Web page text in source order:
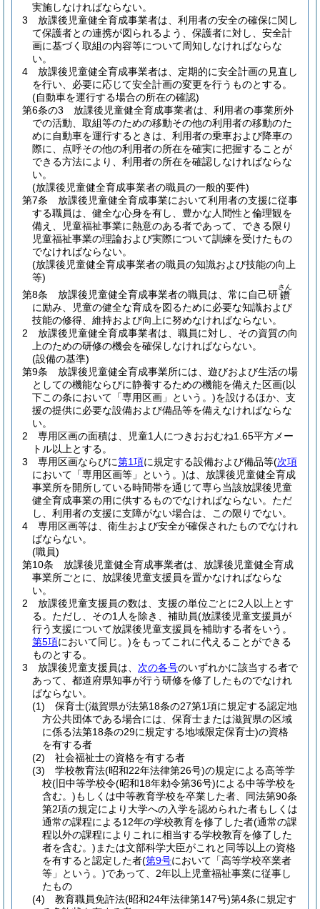
実施しなければならない。
3
放課後児童健全育成事業者は、利用者の安全の確保に関し
て保護者との連携が図られるよう、保護者に対し、安全計
画に基づく取組の内容等について周知しなければならな
い。
4
放課後児童健全育成事業者は、定期的に安全計画の見直し
を行い、必要に応じて安全計画の変更を行うものとする。
(自動車を運行する場合の所在の確認)
第6条の3
放課後児童健全育成事業者は、利用者の事業所外
での活動、取組等のための移動その他の利用者の移動のた
めに自動車を運行するときは、利用者の乗車および降車の
際に、点呼その他の利用者の所在を確実に把握することが
できる方法により、利用者の所在を確認しなければならな
い。
(放課後児童健全育成事業者の職員の一般的要件)
第7条
放課後児童健全育成事業において利用者の支援に従事
する職員は、健全な心身を有し、豊かな人間性と倫理観を
備え、児童福祉事業に熱意のある者であって、できる限り
児童福祉事業の理論および実際について訓練を受けたもの
でなければならない。
(放課後児童健全育成事業者の職員の知識および技能の向上
等)
第8条
放課後児童健全育成事業者の職員は、常に自己研鑽
さん
に励み、児童の健全な育成を図るために必要な知識および
技能の修得、維持および向上に努めなければならない。
2
放課後児童健全育成事業者は、職員に対し、その資質の向
上のための研修の機会を確保しなければならない。
(設備の基準)
第9条
放課後児童健全育成事業所には、遊びおよび生活の場
としての機能ならびに静養するための機能を備えた区画(以
下この条において「専用区画」という。)を設けるほか、支
援の提供に必要な設備および備品等を備えなければならな
い。
2
専用区画の面積は、児童1人につきおおむね1.65平方メー
トル以上とする。
3
専用区画ならびに第1項に規定する設備および備品等(次項
において「専用区画等」という。)は、放課後児童健全育成
事業所を開所している時間帯を通じて専ら当該放課後児童
健全育成事業の用に供するものでなければならない。 ただ
し、利用者の支援に支障がない場合は、この限りでない。
4
専用区画等は、衛生および安全が確保されたものでなけれ
ばならない。
(職員)
第10条
放課後児童健全育成事業者は、放課後児童健全育成
事業所ごとに、放課後児童支援員を置かなければならな
い。
2
放課後児童支援員の数は、支援の単位ごとに2人以上とす
る。 ただし、その1人を除き、補助員(放課後児童支援員が
行う支援について放課後児童支援員を補助する者をいう。
第5項において同じ。)をもってこれに代えることができる
ものとする。
3
放課後児童支援員は、 次の各号のいずれかに該当する者で
あって、都道府県知事が行う研修を修了したものでなけれ
ばならない。
(1)
保育士(滋賀県が法第18条の27第1項に規定する認定地
方公共団体である場合には、保育士または滋賀県の区域
に係る法第18条の29に規定する地域限定保育士)の資格
を有する者
(2)
社会福祉士の資格を有する者
(3)
学校教育法(昭和22年法律第26号)の規定による高等学
校(旧中等学校令(昭和18年勅令第36号)による中等学校を
含む。)もしくは中等教育学校を卒業した者、同法第90条
第2項の規定により大学への入学を認められた者もしくは
通常の課程による12年の学校教育を修了した者(通常の課
程以外の課程によりこれに相当する学校教育を修了した
者を含む。) または文部科学大臣がこれと同等以上の資格
を有すると認定した者(第9号において「高等学校卒業者
等」という。)であって、2年以上児童福祉事業に従事し
たもの
(4)
教育職員免許法(昭和24年法律第147号)第4条に規定す